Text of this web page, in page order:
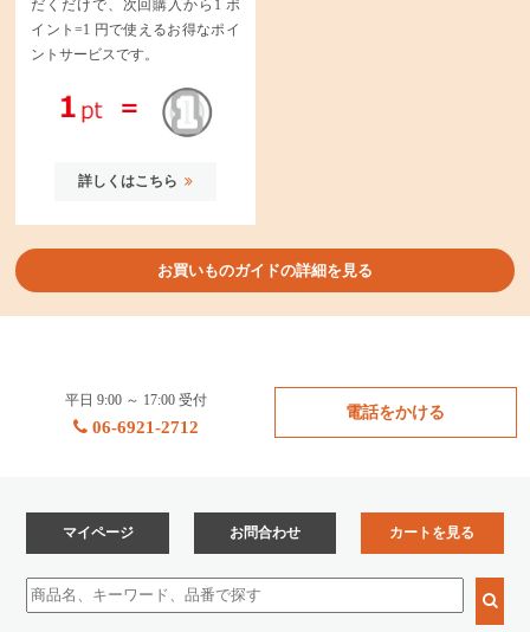
だくだけで、次回購入から1 ポ
イント=1 円で使えるお得なポイ
ントサービスです。
詳しくはこちら
お買いものガイドの詳細を見る
平日 9:00 ～ 17:00 受付
06-6921-2712
電話をかける
マイページ お問合わせ カートを見る